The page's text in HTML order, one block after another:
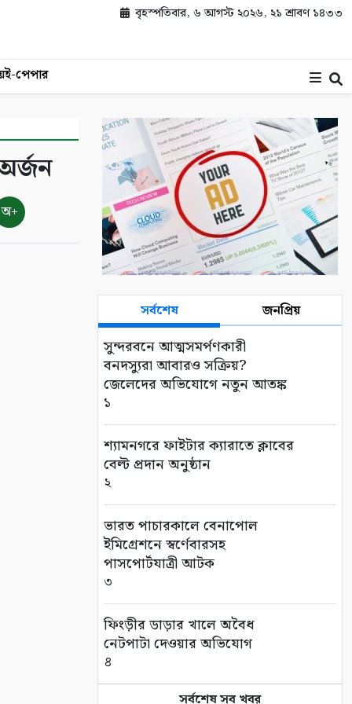
বৃহস্পতিবার, ৬ আগস্ট ২০২৬, ২১ শ্রাবণ ১৪৩৩
ই-পেপার
অ+
সর্বশেষ জনপ্রিয়
সুন্দরবনে আত্মসমর্পণকারী
বনদস্যুরা আবারও সক্রিয়?
জেলেদের অভিযোগে নতুন আতঙ্ক
১
শ্যামনগরে ফাইটার ক্যারাতে ক্লাবের
বেল্ট প্রদান অনুষ্ঠান
২
ভারত পাচারকালে বেনাপোল
ইমিগ্রেশনে স্বর্ণেবারসহ
পাসপোর্টযাত্রী আটক
৩
ফিংড়ীর ডাড়ার খালে অবৈধ
নেটপাটা দেওয়ার অভিযোগ
৪
সর্বশেষ সব খবর